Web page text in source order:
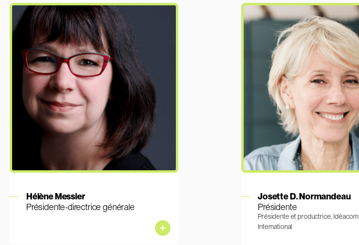
Hélène Messier
Présidente-directrice générale
Josette D. Normandeau
Présidente
Présidente et productrice, Idéacom
International